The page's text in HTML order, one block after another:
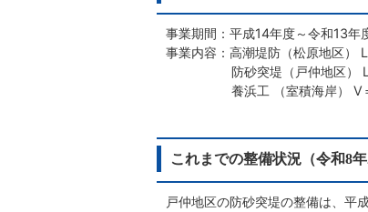
事業期間：平成14年度～令和13年
事業内容：高潮堤防（松原地区）
防砂突堤（戸仲地区） L
養浜工 （室積海岸） V＝
これまでの整備状況（令和8年
戸仲地区の防砂突堤の整備は、平